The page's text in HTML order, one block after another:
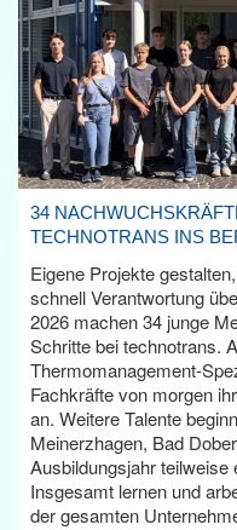
34
TECHNOTRANS INS
Eigene Projekte
schnell Verantwortung
2026 machen 34 junge
Schritte bei technotrans.
Thermomanagement-
Fachkräfte von morgen
an. Weitere Talente
Meinerzhagen, Bad
Ausbildungsjahr
Insgesamt lernen und
der gesamten